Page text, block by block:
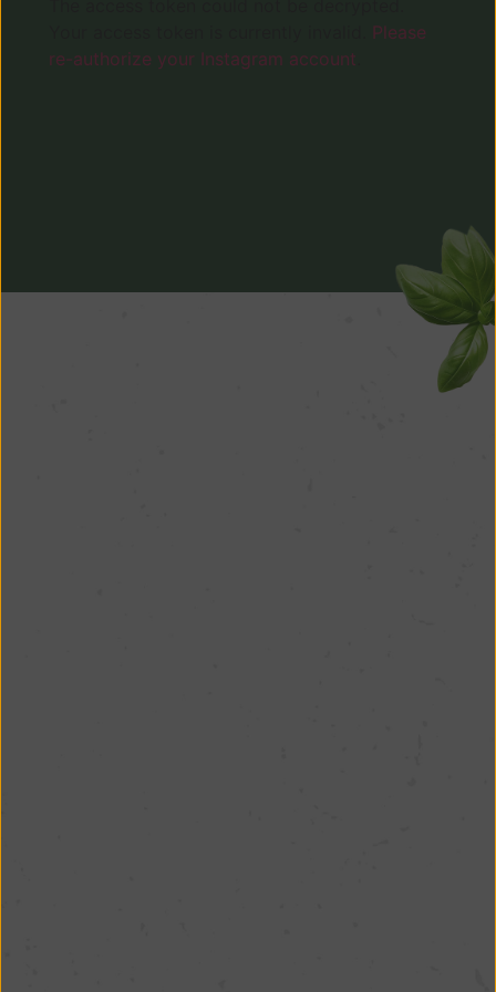
Please
re-authorize your Instagram account